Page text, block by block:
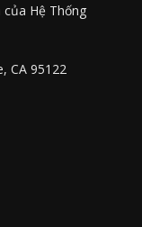
của Hệ Thống
CA 95122